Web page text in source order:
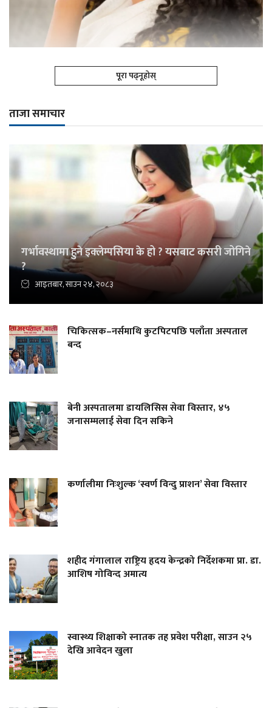
पूरा पढ्नूहोस्
ताजा समाचार
गर्भावस्थामा हुने इक्लेम्पसिया के हो ? यसबाट कसरी जोगिने
?
आइतबार, साउन २४, २०८३
चिकित्सक–नर्समाथि कुटपिटपछि पलाँता अस्पताल
बन्द
बेनी अस्पतालमा डायलिसिस सेवा विस्तार, ४५
जनासम्मलाई सेवा दिन सकिने
कर्णालीमा निःशुल्क ‘स्वर्ण विन्दु प्राशन’ सेवा विस्तार
शहीद गंगालाल राष्ट्रिय हृदय केन्द्रको निर्देशकमा प्रा. डा.
आशिष गोविन्द अमात्य
स्वास्थ्य शिक्षाको स्नातक तह प्रवेश परीक्षा, साउन २५
देखि आवेदन खुला